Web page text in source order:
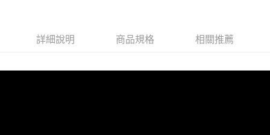
詳細說明 商品規格 相關推薦